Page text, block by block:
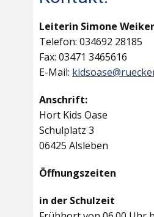
Leiterin Simone
Telefon: 034692 28185
Fax: 03471 3465616
E-Mail:
Anschrift:
Hort Kids Oase
Schulplatz 3
06425 Alsleben
Öffnungszeiten
in der Schulzeit